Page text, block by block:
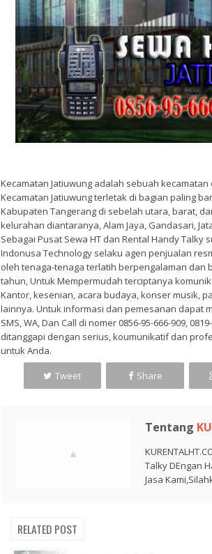
Kecamatan Jatiuwung adalah sebuah
Kecamatan Jatiuwung terletak di bagian paling
Kabupaten Tangerang di sebelah utara, barat,
kelurahan diantaranya, Alam Jaya, Gandasari,
Sebagai Pusat Sewa HT dan Rental Handy
Indonusa Technology selaku agen penjualan
oleh tenaga-tenaga terlatih berpengalaman
tahun, Untuk Mempermudah terciptanya
Kantor, kesenian, acara budaya, konser musik,
lainnya. Untuk informasi dan pemesanan dapat
SMS, WA, Dan Call di nomer 0856-95-666-909,
ditanggapi dengan serius, koumunikatif dan
untuk Anda.
Tweet
Share
Tentang
Talky DEngan
Jasa
RELATED POST